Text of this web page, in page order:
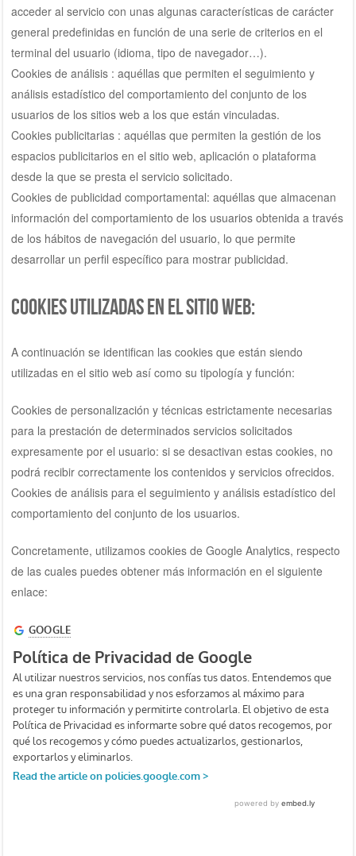
acceder al servicio con unas algunas características de carácter
general predefinidas en función de una serie de criterios en el
terminal del usuario (idioma, tipo de navegador…).
Cookies de análisis : aquéllas que permiten el seguimiento y
análisis estadístico del comportamiento del conjunto de los
usuarios de los sitios web a los que están vinculadas.
Cookies publicitarias : aquéllas que permiten la gestión de los
espacios publicitarios en el sitio web, aplicación o plataforma
desde la que se presta el servicio solicitado.
Cookies de publicidad comportamental: aquéllas que almacenan
información del comportamiento de los usuarios obtenida a través
de los hábitos de navegación del usuario, lo que permite
desarrollar un perfil específico para mostrar publicidad.
Cookies utilizadas en el sitio web:
A continuación se identifican las cookies que están siendo
utilizadas en el sitio web así como su tipología y función:
Cookies de personalización y técnicas estrictamente necesarias
para la prestación de determinados servicios solicitados
expresamente por el usuario: si se desactivan estas cookies, no
podrá recibir correctamente los contenidos y servicios ofrecidos.
Cookies de análisis para el seguimiento y análisis estadístico del
comportamiento del conjunto de los usuarios.
Concretamente, utilizamos cookies de Google Analytics, respecto
de las cuales puedes obtener más información en el siguiente
enlace: